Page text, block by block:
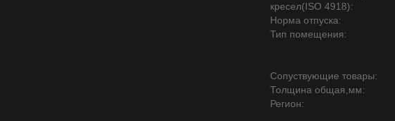
кресел(ISO 4918):
Норма отпуска:
Тип помещения:
Сопуствующие товары:
Толщина общая,мм:
Регион: